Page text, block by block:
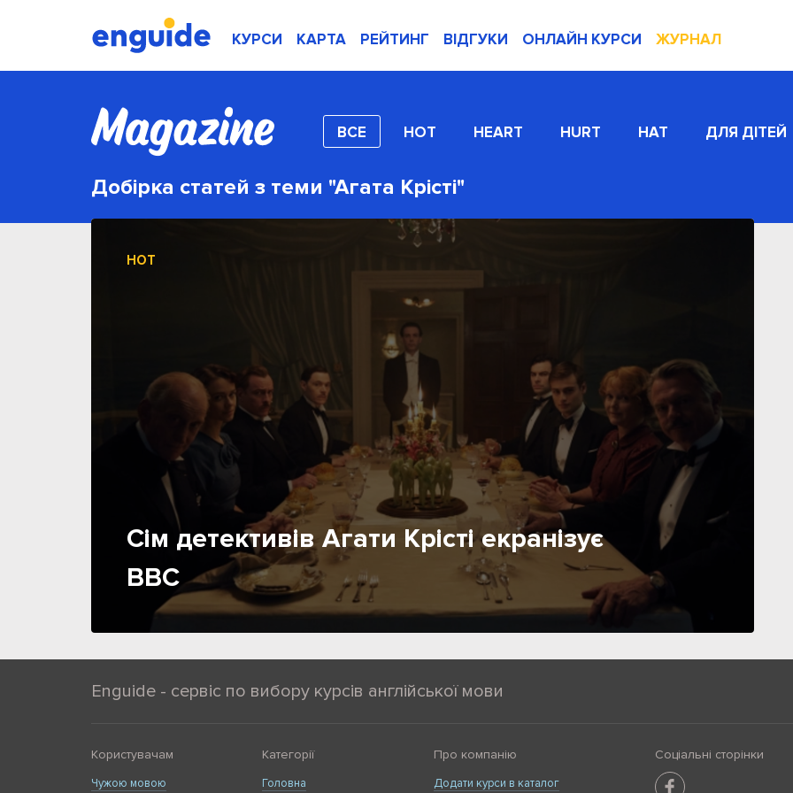
КУРСИ КАРТА РЕЙТИНГ ВІДГУКИ ОНЛАЙН КУРСИ ЖУРНАЛ
ВСЕ HOT HEART HURT HAT ДЛЯ ДІТЕЙ
Добірка статей з теми "Агата Крісті"
HOT
Сім детективів Агати Крісті екранізує
BBC
Enguide - сервіс по вибору курсів англійської мови
Користувачам
Чужою мовою
Категорії
Головна
Про компанію
Додати курси в каталог
Соціальні сторінки